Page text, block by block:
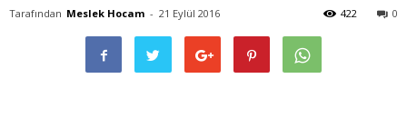
Tarafından Meslek Hocam - 21 Eylül 2016 0
422